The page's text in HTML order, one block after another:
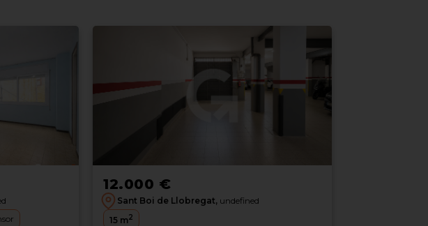
12.000 €
Sant Boi de Llobregat, undefined
15m2